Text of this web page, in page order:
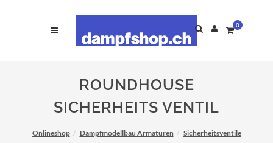
0
ROUNDHOUSE
SICHERHEITS VENTIL
Onlineshop Dampfmodellbau Armaturen Sicherheitsventile